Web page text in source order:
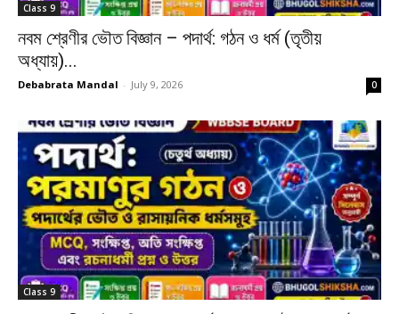
Class 9
নবম শ্রেণীর ভৌত বিজ্ঞান – পদার্থ: গঠন ও ধর্ম (তৃতীয়
অধ্যায়)...
Debabrata Mandal - July 9, 2026 0
Class 9